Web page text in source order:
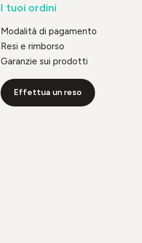
I tuoi ordini
Modalità di pagamento
Resi e rimborso
Garanzie sui prodotti
Effettua un reso